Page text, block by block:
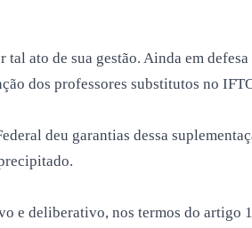
ato de sua gestão. Ainda em
dos professores substitutos no
deu garantias dessa
e deliberativo, nos termos do artigo